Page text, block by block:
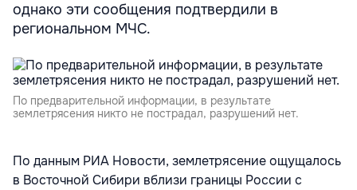
однако эти сообщения подтвердили в
региональном МЧС.
По предварительной информации, в результате
землетрясения никто не пострадал, разрушений нет.
По данным РИА Новости, землетрясение ощущалось
в Восточной Сибири вблизи границы России с